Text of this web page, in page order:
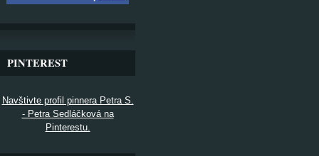
PINTEREST
Navštivte profil pinnera Petra S.
- Petra Sedláčková na
Pinterestu.